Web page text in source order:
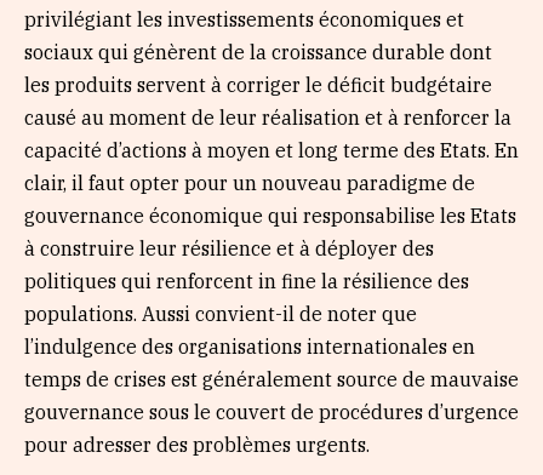
privilégiant les investissements économiques et
sociaux qui génèrent de la croissance durable dont
les produits servent à corriger le déficit budgétaire
causé au moment de leur réalisation et à renforcer la
capacité d’actions à moyen et long terme des Etats. En
clair, il faut opter pour un nouveau paradigme de
gouvernance économique qui responsabilise les Etats
à construire leur résilience et à déployer des
politiques qui renforcent in fine la résilience des
populations. Aussi convient-il de noter que
l’indulgence des organisations internationales en
temps de crises est généralement source de mauvaise
gouvernance sous le couvert de procédures d’urgence
pour adresser des problèmes urgents.